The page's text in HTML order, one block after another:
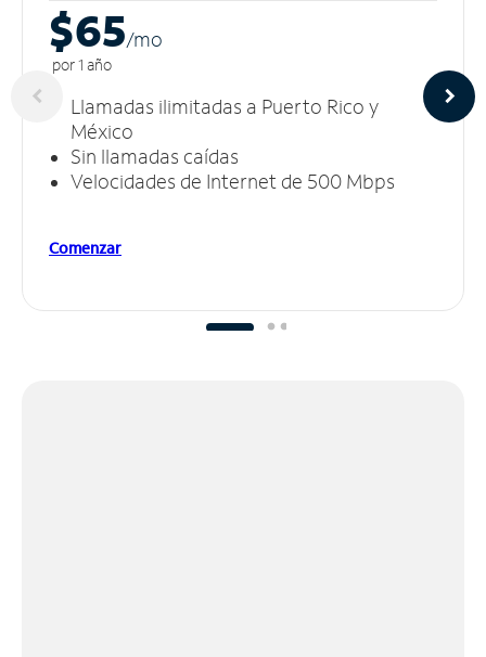
$65/mo
por 1 año
Llamadas ilimitadas a Puerto Rico y
México
Sin llamadas caídas
Velocidades de Internet de 500 Mbps
Comenzar